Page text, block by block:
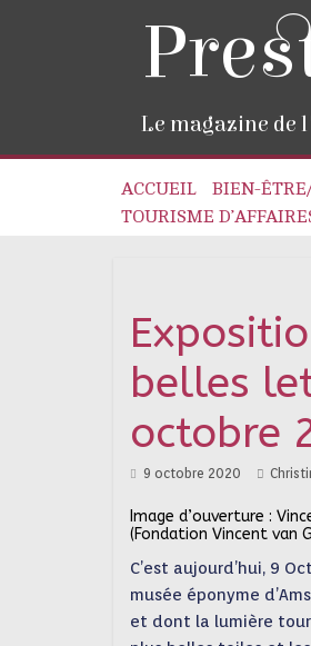
Le magazine de
ACCUEIL BIEN-
TOURISME
belles
octobre
9 octobre 2020
Image d’ouverture :
(Fondation Vincent van
C’est aujourd’hui, 9
musée éponyme
et dont la lumière tour